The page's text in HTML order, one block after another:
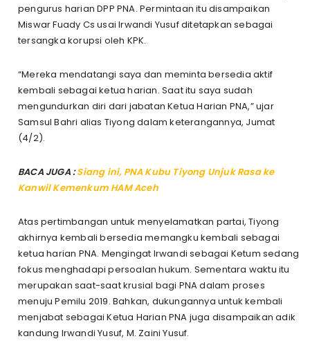
pengurus harian DPP PNA. Permintaan itu disampaikan
Miswar Fuady Cs usai Irwandi Yusuf ditetapkan sebagai
tersangka korupsi oleh KPK.
“Mereka mendatangi saya dan meminta bersedia aktif
kembali sebagai ketua harian. Saat itu saya sudah
mengundurkan diri dari jabatan Ketua Harian PNA,” ujar
Samsul Bahri alias Tiyong dalam keterangannya, Jumat
(4/2).
BACA JUGA :Siang ini, PNA Kubu Tiyong Unjuk Rasa ke
Kanwil Kemenkum HAM Aceh
Atas pertimbangan untuk menyelamatkan partai, Tiyong
akhirnya kembali bersedia memangku kembali sebagai
ketua harian PNA. Mengingat Irwandi sebagai Ketum sedang
fokus menghadapi persoalan hukum. Sementara waktu itu
merupakan saat-saat krusial bagi PNA dalam proses
menuju Pemilu 2019. Bahkan, dukungannya untuk kembali
menjabat sebagai Ketua Harian PNA juga disampaikan adik
kandung Irwandi Yusuf, M. Zaini Yusuf.